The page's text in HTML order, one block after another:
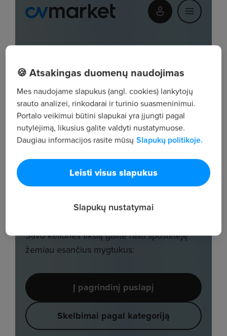
🍪 Atsakingas duomenų naudojimas
Mes naudojame slapukus (angl. cookies) lankytojų
srauto analizei, rinkodarai ir turinio suasmeninimui.
Portalo veikimui būtini slapukai yra įjungti pagal
nutylėjimą, likusius galite valdyti nustatymuose.
Daugiau informacijos rasite mūsų Slapukų politikoje.
Leisti visus slapukus
Slapukų nustatymai